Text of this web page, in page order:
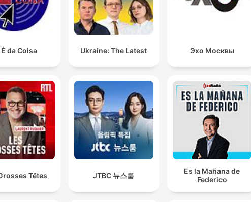
É da Coisa Ukraine: The Latest Эхо Москвы
Têtes JTBC 뉴스룸
Es la Mañana de
Federico